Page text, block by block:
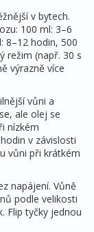
v bytech.
100 ml: 3–6
8–12 hodin, 500
režim (např. 30 s
výrazně více
vůni a
ale olej se
nízkém
v závislosti
vůni při krátkém
napájení. Vůně
podle velikosti
Flip tyčky jednou